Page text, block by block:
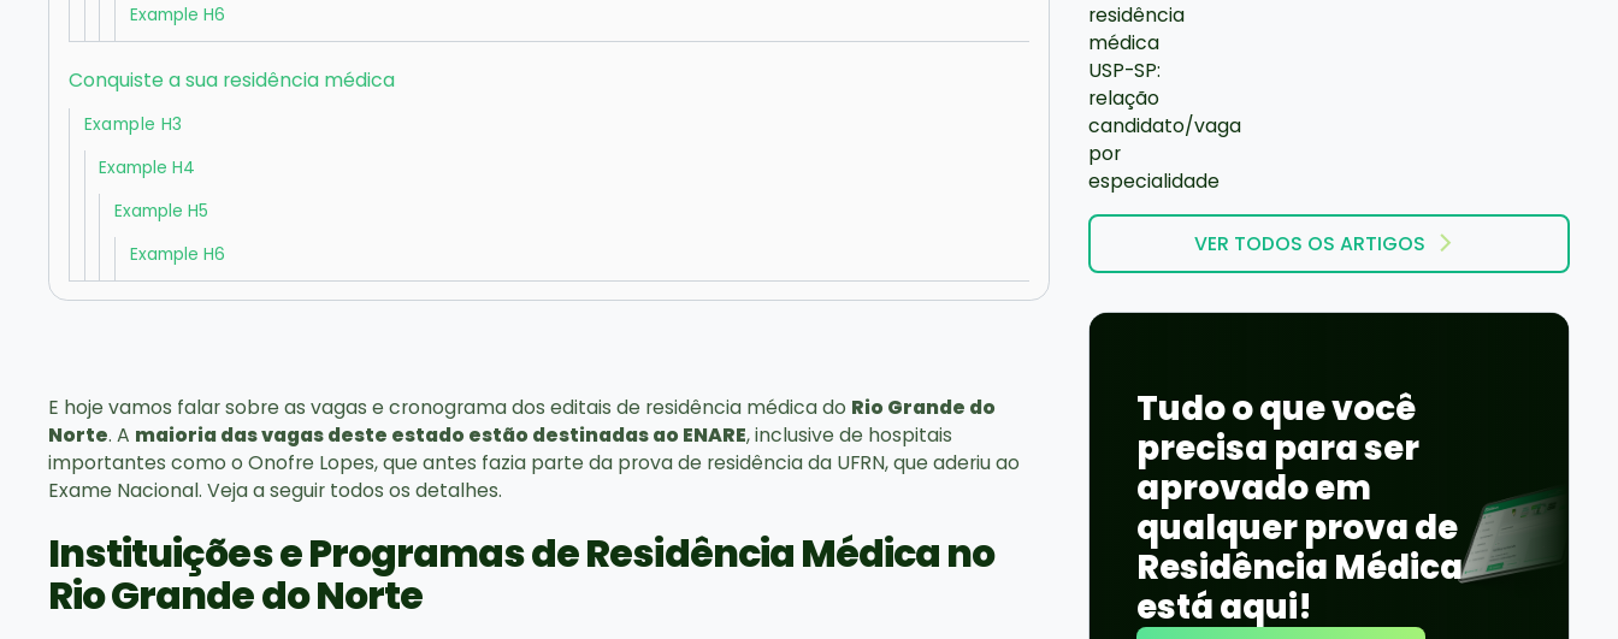
Example H6
Conquiste a sua residência médica
Example H3
Example H4
Example H5
Example H6
E hoje vamos falar sobre as vagas e cronograma dos editais de residência médica do Rio Grande do
Norte. A maioria das vagas deste estado estão destinadas ao ENARE, inclusive de hospitais
importantes como o Onofre Lopes, que antes fazia parte da prova de residência da UFRN, que aderiu ao
Exame Nacional. Veja a seguir todos os detalhes.
Instituições e Programas de Residência Médica no
Rio Grande do Norte
VER TODOS OS ARTIGOS
Tudo o que você
precisa para ser
aprovado em
qualquer prova de
Residência Médica
está aqui!